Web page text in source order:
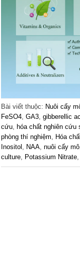
Bài viết thuộc: Nuôi cấy
FeSO4, GA3, gibberellic
cứu, hóa chất nghiên cứu
phòng thí nghiệm, Hóa
Inositol , NAA, nuôi cấy mô
culture, Potassium Nitrate,